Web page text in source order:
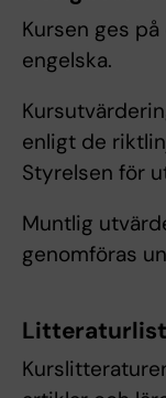
Kursen ges
engelska.
enligt de
Styrelsen för
Muntlig
genomföras